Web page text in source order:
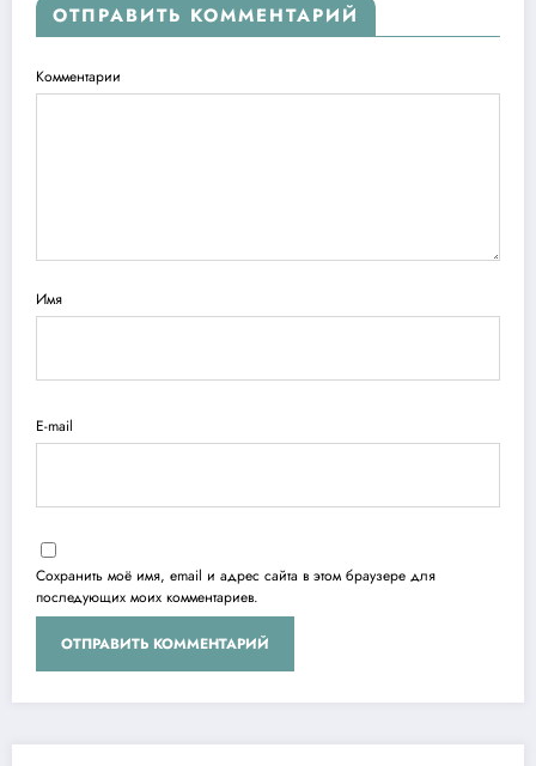
ОТПРАВИТЬ КОММЕНТАРИЙ
Комментарии
Имя
E-mail
Сохранить моё имя, email и адрес сайта в этом браузере для
последующих моих комментариев.